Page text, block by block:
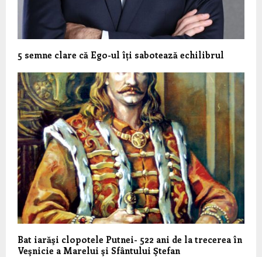
5 semne clare că Ego-ul îți sabotează echilibrul
Bat iarăşi clopotele Putnei- 522 ani de la trecerea în
Veşnicie a Marelui şi Sfântului Ştefan